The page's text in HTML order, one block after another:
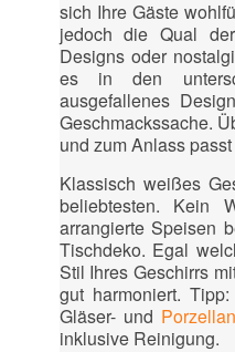
sich Ihre Gäste
jedoch die Qual
Designs oder
es in den
ausgefallenes
Geschmackssache.
und zum Anlass
Klassisch weißes
beliebtesten. Kein
arrangierte Speisen
Tischdeko. Egal
Stil Ihres Geschirrs
gut harmoniert.
Gläser- und
inklusive Reinigung.